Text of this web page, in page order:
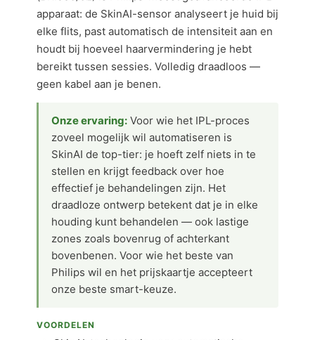
apparaat: de SkinAI-sensor analyseert je huid bij
elke flits, past automatisch de intensiteit aan en
houdt bij hoeveel haarvermindering je hebt
bereikt tussen sessies. Volledig draadloos —
geen kabel aan je benen.
Onze ervaring: Voor wie het IPL-proces
zoveel mogelijk wil automatiseren is
SkinAI de top-tier: je hoeft zelf niets in te
stellen en krijgt feedback over hoe
effectief je behandelingen zijn. Het
draadloze ontwerp betekent dat je in elke
houding kunt behandelen — ook lastige
zones zoals bovenrug of achterkant
bovenbenen. Voor wie het beste van
Philips wil en het prijskaartje accepteert
onze beste smart-keuze.
VOORDELEN